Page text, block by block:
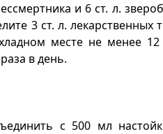
и 6 ст. л.
3 ст. л. лекарственных
месте не менее
в день.
с 500 мл